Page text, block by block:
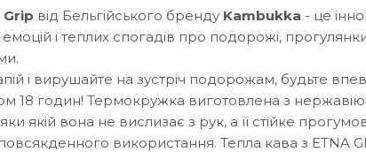
від Бельгійського бренду Kambukka - це
і теплих спогадів про подорожі,
і вирушайте на зустріч подорожам, будьте
18 годин! Термокружка виготовлена з
якій вона не вислизає з рук, а її стійке
використання. Тепла кава з ETNA